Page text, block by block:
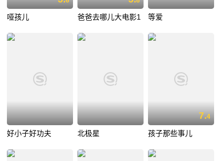
哑孩儿 爸爸去哪儿大电影1 等爱
好小子好功夫 北极星
7.4
孩子那些事儿